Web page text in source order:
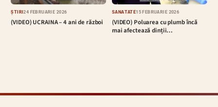
ȘTIRI24 FEBRUARIE 2026
(VIDEO) UCRAINA – 4 ani de război
SĂNĂTATE15 FEBRUARIE 2026
(VIDEO) Poluarea cu plumb încă
mai afectează dinții…